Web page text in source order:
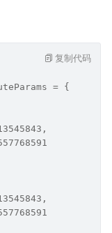
= {
复制代码